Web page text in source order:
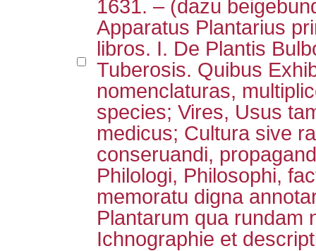
1631. – (dazu
Apparatus Plantarius
libros. I. De Plantis
Tuberosis. Quibus
nomenclaturas,
species; Vires, Usus
medicus; Cultura sive
conseruandi,
Philologi, Philosophi,
memoratu digna
Plantarum qua rundam
Ichnographie et